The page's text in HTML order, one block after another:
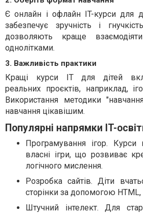
Є онлайн і офлайн IT-курси для
забезпечує зручність і
дозволяють краще
однолітками.
3. Важливість практики
Кращі курси IT для дітей
реальних проєктів, наприклад,
Використання методики
навчання цікавішим.
Популярні напрямки IT-
Програмування ігор. Курси
власні ігри, що розвиває
логічного мислення.
Розробка сайтів. Діти
сторінки за допомогою HTML,
Штучний інтелект. Для